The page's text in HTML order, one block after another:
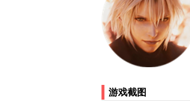
游戏截图